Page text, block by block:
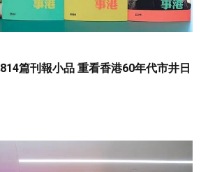
篇刊報小品 重看香港60年代市井日